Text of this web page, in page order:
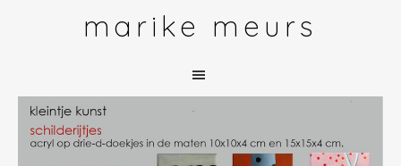
inhoud
marike meurs